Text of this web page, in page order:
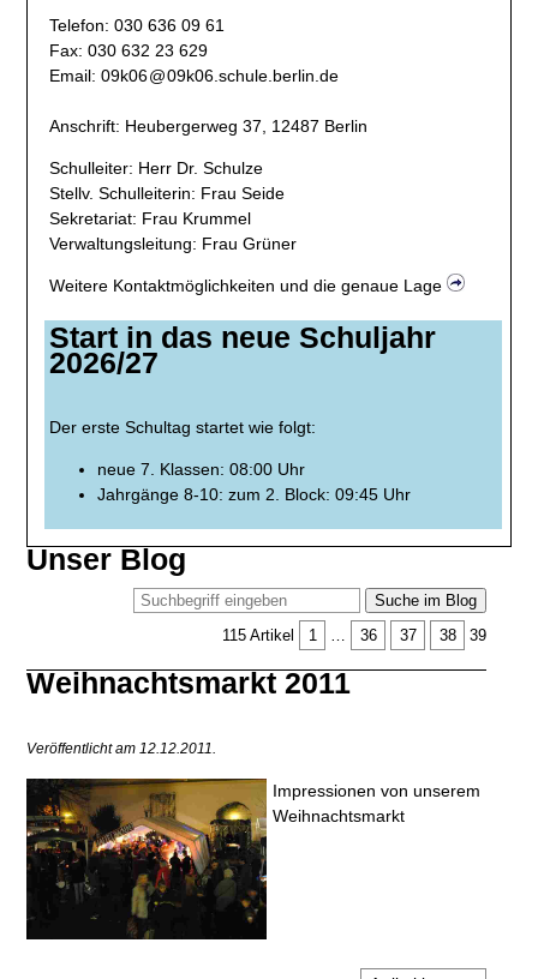
​Telefon: 030 636 09 61
Fax: 030 632 23 629
Email:09k06@09k06.schule.berlin.de
Anschrift: ​​Heubergerweg 37, 12487 Berlin
Schulleiter: Herr Dr. Schulze
Stellv. Schulleiterin: Frau Seide
Sekretariat: Frau Krummel
Verwaltungsleitung: Frau Grüner
Weitere Kontaktmöglichkeiten und die genaue Lage
Start in das neue Schuljahr
2026/27
Der erste Schultag startet wie folgt:
neue 7. Klassen: 08:00 Uhr
Jahrgänge 8-10: zum 2. Block: 09:45 Uhr
Unser Blog
Suche im Blog
115 Artikel
1 36 37 38 39
Weihnachtsmarkt 2011
Veröffentlicht am 12.12.2011.
Impressionen von unserem
Weihnachtsmarkt